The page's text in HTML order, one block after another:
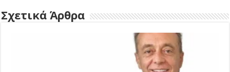
Σχετικά Άρθρα